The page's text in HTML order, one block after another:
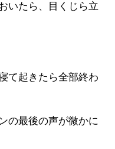
いたら、目くじら立
て起きたら全部終わ
の最後の声が微かに